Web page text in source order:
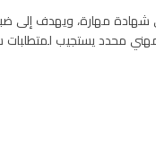
المهني المؤرخ في 29 ماي 2024 المتعلق بضبط شروط الحصول
محدد يستجيب